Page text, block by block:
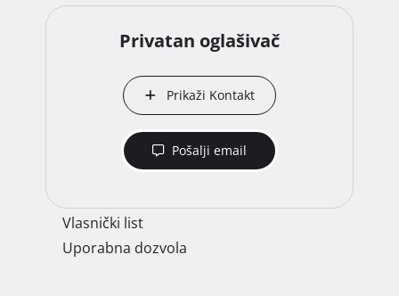
Privatan oglašivač
Prikaži Kontakt
Pošalji email
Vlasnički list
Uporabna dozvola